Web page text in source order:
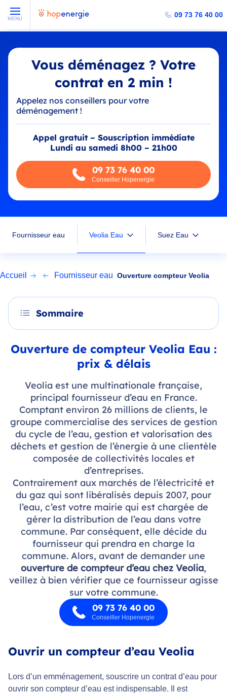
MENU 09 73 76 40 00
Vous déménagez ? Votre
contrat en 2 min !
Appelez nos conseillers pour votre
déménagement !
Appel gratuit – Souscription immédiate
Lundi au samedi 8h00 – 21h00
09 73 76 40 00
Conseiller Hopenergie
Fournisseur eau Veolia Eau Suez Eau
Accueil Fournisseur eau Ouverture compteur Veolia
Sommaire
Ouverture de compteur Veolia Eau :
prix & délais
Veolia est une multinationale française,
principal fournisseur d’eau en France.
Comptant environ 26 millions de clients, le
groupe commercialise des services de gestion
du cycle de l’eau, gestion et valorisation des
déchets et gestion de l’énergie à une clientèle
composée de collectivités locales et
d’entreprises.
Contrairement aux marchés de l’électricité et
du gaz qui sont libéralisés depuis 2007, pour
l’eau, c’est votre mairie qui est chargée de
gérer la distribution de l’eau dans votre
commune. Par conséquent, elle décide du
fournisseur qui prendra en charge la
commune. Alors, avant de demander une
ouverture de compteur d’eau chez Veolia,
veillez à bien vérifier que ce fournisseur agisse
sur votre commune.
09 73 76 40 00
Conseiller Hopenergie
Ouvrir un compteur d’eau Veolia
Lors d’un emménagement, souscrire un contrat d’eau pour
ouvrir son compteur d’eau est indispensable. Il est